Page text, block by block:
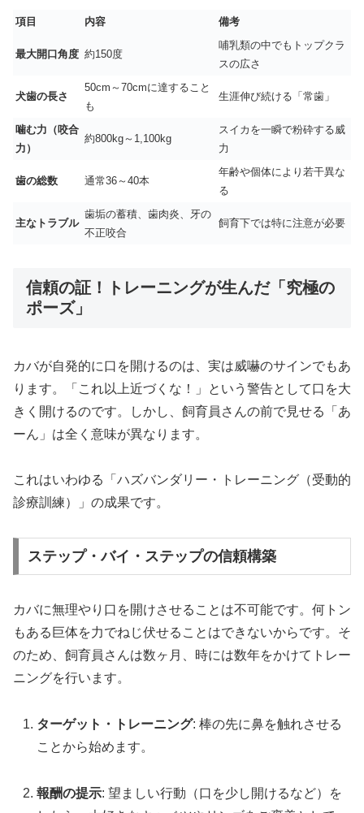
項目 内容 備考
最大開口角度 約150度
哺乳類の中でもトップクラ
スの広さ
犬歯の長さ
50cm～70cmに達すること
も
生涯伸び続ける「常歯」
噛む力（咬合
力）
約800kg～1,100kg
スイカを一瞬で粉砕する威
力
歯の総数 通常36～40本
年齢や個体により若干異な
る
主なトラブル
歯垢の蓄積、歯肉炎、牙の
不正咬合
飼育下では特に注意が必要
信頼の証！トレーニングが生んだ「究極の
ポーズ」
カバが自発的に口を開けるのは、実は威嚇のサインでもあ
ります。「これ以上近づくな！」という警告として口を大
きく開けるのです。しかし、飼育員さんの前で見せる「あ
ーん」は全く意味が異なります。
これはいわゆる「ハズバンダリー・トレーニング（受動的
診療訓練）」の成果です。
ステップ・バイ・ステップの信頼構築
カバに無理やり口を開けさせることは不可能です。何トン
もある巨体を力でねじ伏せることはできないからです。そ
のため、飼育員さんは数ヶ月、時には数年をかけてトレー
ニングを行います。
ターゲット・トレーニング: 棒の先に鼻を触れさせる
ことから始めます。
報酬の提示: 望ましい行動（口を少し開けるなど）を